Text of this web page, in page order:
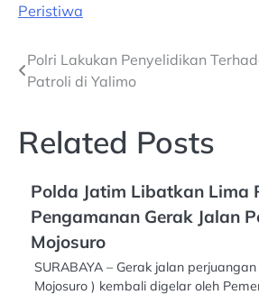
Peristiwa
Post
Polri Lakukan Penyelidikan
Patroli di Yalimo
Related Posts
Polda Jatim Libatkan Lima
Pengamanan Gerak Jalan
Mojosuro
SURABAYA – Gerak jalan
Mojosuro ) kembali digelar oleh